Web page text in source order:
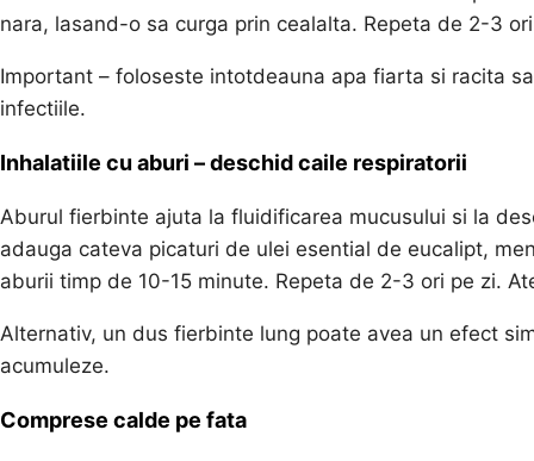
nara, lasand-o sa curga prin cealalta. Repeta de 2-3
Important – foloseste intotdeauna apa fiarta si racita
infectiile.
Inhalatiile cu aburi – deschid caile respiratorii
Aburul fierbinte ajuta la fluidificarea mucusului si la
adauga cateva picaturi de ulei esential de eucalipt,
aburii timp de 10-15 minute. Repeta de 2-3 ori pe zi.
Alternativ, un dus fierbinte lung poate avea un efect
acumuleze.
Comprese calde pe fata